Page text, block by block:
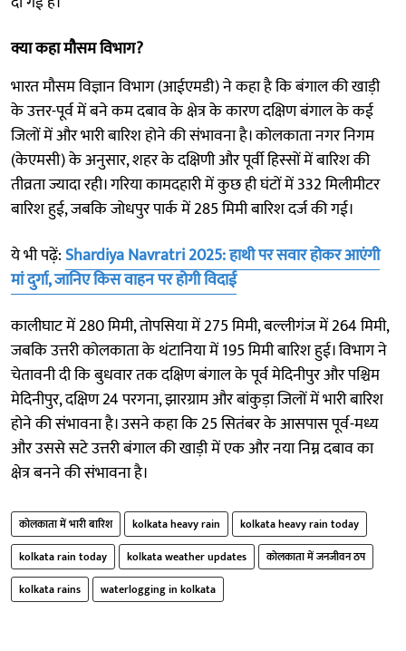
क्या कहा मौसम विभाग?
भारत मौसम विज्ञान विभाग (आईएमडी) ने कहा है कि बंगाल की खाड़ी
के उत्तर-पूर्व में बने कम दबाव के क्षेत्र के कारण दक्षिण बंगाल के कई
जिलों में और भारी बारिश होने की संभावना है। कोलकाता नगर निगम
(केएमसी) के अनुसार, शहर के दक्षिणी और पूर्वी हिस्सों में बारिश की
तीव्रता ज्यादा रही। गरिया कामदहारी में कुछ ही घंटों में 332 मिलीमीटर
बारिश हुई, जबकि जोधपुर पार्क में 285 मिमी बारिश दर्ज की गई।
ये भी पढ़ें:Shardiya Navratri 2025: हाथी पर सवार होकर आएंगी
मां दुर्गा, जानिए किस वाहन पर होगी विदाई
कालीघाट में 280 मिमी, तोपसिया में 275 मिमी, बल्लीगंज में 264 मिमी,
जबकि उत्तरी कोलकाता के थंटानिया में 195 मिमी बारिश हुई। विभाग ने
चेतावनी दी कि बुधवार तक दक्षिण बंगाल के पूर्व मेदिनीपुर और पश्चिम
मेदिनीपुर, दक्षिण 24 परगना, झारग्राम और बांकुड़ा जिलों में भारी बारिश
होने की संभावना है। उसने कहा कि 25 सितंबर के आसपास पूर्व-मध्य
और उससे सटे उत्तरी बंगाल की खाड़ी में एक और नया निम्न दबाव का
क्षेत्र बनने की संभावना है।
कोलकाता में भारी बारिश kolkata heavy rain
kolkata heavy rain today
kolkata rain today
kolkata weather updates
कोलकाता में जनजीवन ठप
kolkata rains
waterlogging in kolkata